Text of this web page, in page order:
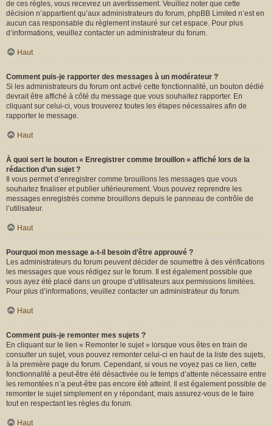
de ces règles, vous recevrez un avertissement. Veuillez noter que cette
décision n’appartient qu’aux administrateurs du forum, phpBB Limited n’est en
aucun cas responsable du règlement instauré sur cet espace. Pour plus
d’informations, veuillez contacter un administrateur du forum.
Haut
Comment puis-je rapporter des messages à un modérateur ?
Si les administrateurs du forum ont activé cette fonctionnalité, un bouton dédié
devrait être affiché à côté du message que vous souhaitez rapporter. En
cliquant sur celui-ci, vous trouverez toutes les étapes nécessaires afin de
rapporter le message.
Haut
À quoi sert le bouton « Enregistrer comme brouillon » affiché lors de la
rédaction d’un sujet ?
Il vous permet d’enregistrer comme brouillons les messages que vous
souhaitez finaliser et publier ultérieurement. Vous pouvez reprendre les
messages enregistrés comme brouillons depuis le panneau de contrôle de
l’utilisateur.
Haut
Pourquoi mon message a-t-il besoin d’être approuvé ?
Les administrateurs du forum peuvent décider de soumettre à des vérifications
les messages que vous rédigez sur le forum. Il est également possible que
vous ayez été placé dans un groupe d’utilisateurs aux permissions limitées.
Pour plus d’informations, veuillez contacter un administrateur du forum.
Haut
Comment puis-je remonter mes sujets ?
En cliquant sur le lien « Remonter le sujet » lorsque vous êtes en train de
consulter un sujet, vous pouvez remonter celui-ci en haut de la liste des sujets,
à la première page du forum. Cependant, si vous ne voyez pas ce lien, cette
fonctionnalité a peut-être été désactivée ou le temps d’attente nécessaire entre
les remontées n’a peut-être pas encore été atteint. Il est également possible de
remonter le sujet simplement en y répondant, mais assurez-vous de le faire
tout en respectant les règles du forum.
Haut